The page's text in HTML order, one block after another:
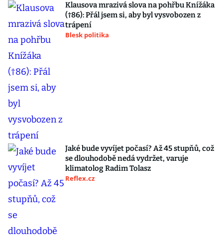
Klausova mrazivá slova na pohřbu Knížáka
(†86): Přál jsem si, aby byl vysvobozen z
trápení
Blesk politika
Jaké bude vyvíjet počasí? Až 45 stupňů, což
se dlouhodobě nedá vydržet, varuje
klimatolog Radim Tolasz
Reflex.cz